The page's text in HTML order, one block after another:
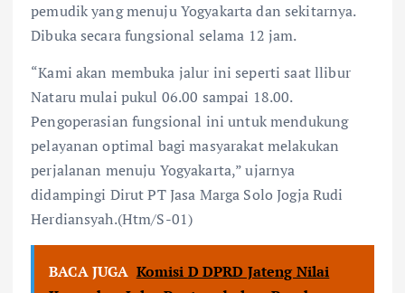
pemudik yang menuju Yogyakarta dan sekitarnya.
Dibuka secara fungsional selama 12 jam.
“Kami akan membuka jalur ini seperti saat llibur
Nataru mulai pukul 06.00 sampai 18.00.
Pengoperasian fungsional ini untuk mendukung
pelayanan optimal bagi masyarakat melakukan
perjalanan menuju Yogyakarta,” ujarnya
didampingi Dirut PT Jasa Marga Solo Jogja Rudi
Herdiansyah.(Htm/S-01)
BACA JUGA Komisi D DPRD Jateng Nilai